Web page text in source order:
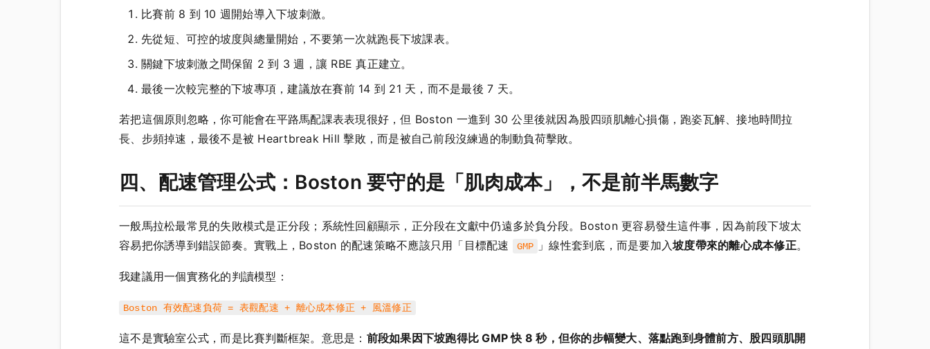
比賽前 8 到 10 週開始導入下坡刺激。
先從短、可控的坡度與總量開始，不要第一次就跑長下坡課表。
關鍵下坡刺激之間保留 2 到 3 週，讓 RBE 真正建立。
最後一次較完整的下坡專項，建議放在賽前 14 到 21 天，而不是最後 7 天。
若把這個原則忽略，你可能會在平路馬配課表表現很好，但 Boston 一進到 30 公里後就因為股四頭肌離心損傷，跑姿瓦解、接地時間拉
長、步頻掉速，最後不是被 Heartbreak Hill 擊敗，而是被自己前段沒練過的制動負荷擊敗。
四、配速管理公式：Boston 要守的是「肌肉成本」，不是前半馬數字
一般馬拉松最常見的失敗模式是正分段；系統性回顧顯示，正分段在文獻中仍遠多於負分段。Boston 更容易發生這件事，因為前段下坡太
容易把你誘導到錯誤節奏。實戰上，Boston 的配速策略不應該只用「目標配速
GMP 」線性套到底，而是要加入坡度帶來的離心成本修正。
我建議用一個實務化的判讀模型：
Boston 有效配速負荷 = 表觀配速 + 離心成本修正 + 風溫修正
這不是實驗室公式，而是比賽判斷框架。意思是： 前段如果因下坡跑得比 GMP 快 8 秒，但你的步幅變大、落點跑到身體前方、股四頭肌開